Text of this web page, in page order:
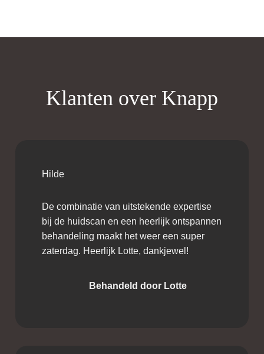
Klanten over Knapp
Hilde
De combinatie van uitstekende expertise
bij de huidscan en een heerlijk ontspannen
behandeling maakt het weer een super
zaterdag. Heerlijk Lotte, dankjewel!
Behandeld door Lotte